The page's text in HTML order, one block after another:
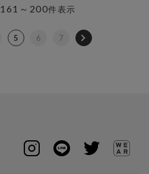
161～200件表示
5 6 7